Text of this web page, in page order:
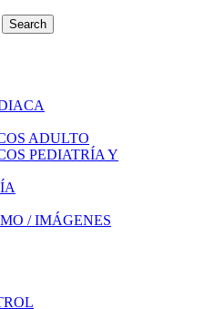
Search
ADULTO
PEDIATRÍA Y
/ IMÁGENES